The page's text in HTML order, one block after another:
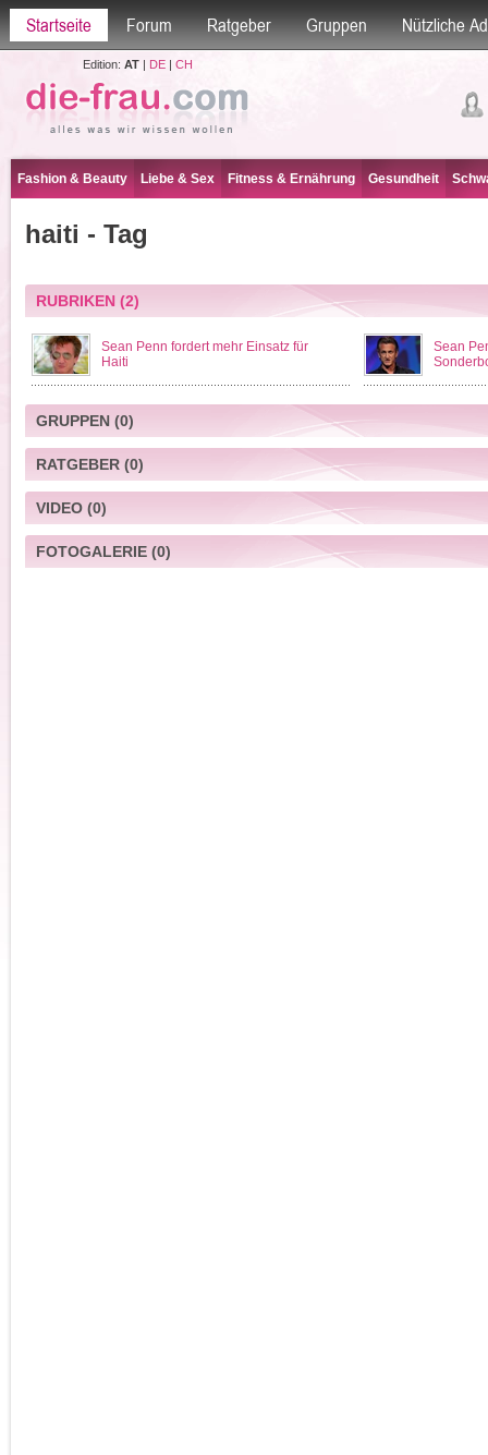
Startseite Forum Ratgeber Gruppen Nützliche
Edition: AT| DE| CH
Fashion & Beauty Liebe & Sex Fitness & Ernährung Gesundheit
haiti - Tag
RUBRIKEN(2)
Sean Penn fordert mehr Einsatz für
Haiti
Sean
GRUPPEN(0)
RATGEBER(0)
VIDEO(0)
FOTOGALERIE(0)